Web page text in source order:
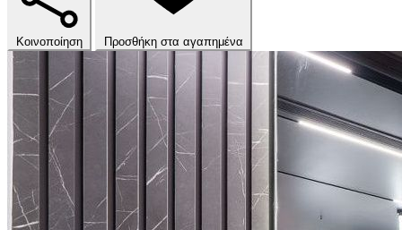
Κοινοποίηση Προσθήκη στα αγαπημένα